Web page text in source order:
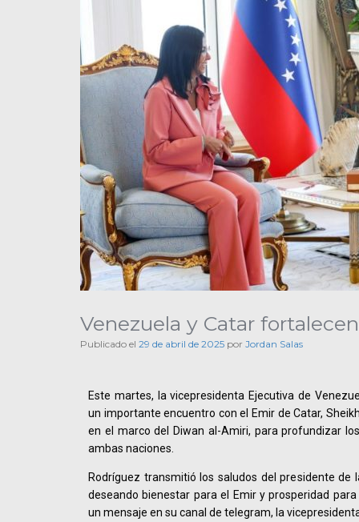
Venezuela y Catar
Publicado el 29 de abril de 2025 por Jordan Salas
Este martes, la vicepresidenta Ejecutiva de
un importante encuentro con el Emir de Catar,
en el marco del Diwan al-Amiri, para profundizar
ambas naciones.
Rodríguez transmitió los saludos del presidente de
deseando bienestar para el Emir y prosperidad
un mensaje en su canal de telegram, la